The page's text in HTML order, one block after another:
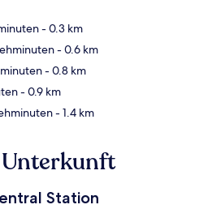
- 0.3 km
- 0.6 km
- 0.8 km
- 0.9 km
- 1.4 km
Unterkunft
Station